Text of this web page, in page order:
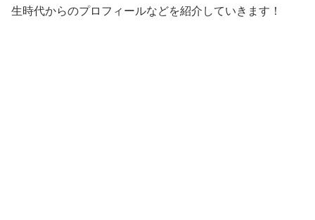
生時代からのプロフィールなどを紹介していきます！